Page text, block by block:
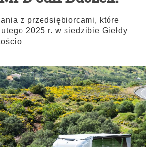
z przedsiębiorcami, które
2025 r. w siedzibie Giełdy